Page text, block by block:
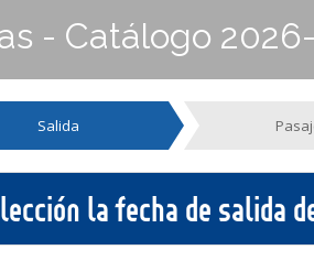
- Catálogo
Salida
la fecha de salida